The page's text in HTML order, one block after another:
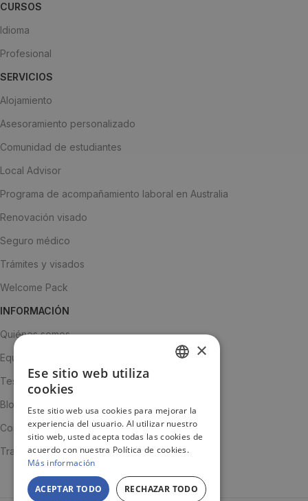
CURSOS
Idioma
Profesional
SERVICIOS
Alojamiento
Asesoramiento personalizado
Comunidad de estudiantes
Local Advisor
Programa de acompañamiento laboral en Australia
Renovación visado
Seguro médico
Trámites y visados
Welcome Pack
INFORMACIÓN
Quiénes somos
Equipo
Testimonios
Blog
Contacto
Trabaja con nosotros
JA
×
Ese sitio web utiliza
cookies
Este sitio web usa cookies para mejorar la
experiencia del usuario. Al utilizar nuestro
sitio web, usted acepta todas las cookies de
acuerdo con nuestra Política de cookies.
Más información
ACEPTAR TODO RECHAZAR TODO